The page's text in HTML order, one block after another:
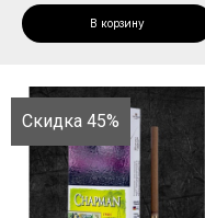
В корзину
Скидка 45%